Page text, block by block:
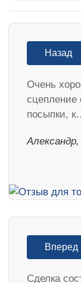
Назад
Очень
сцепление
посыпки,
Вперед
Сделка